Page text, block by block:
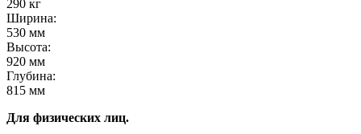
290 кг
Ширина:
530 мм
Высота:
920 мм
Глубина:
815 мм
Для физических лиц.